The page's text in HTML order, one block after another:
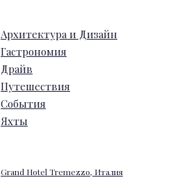
Архитектура и Дизайн
Гастрономия
Драйв
Путешествия
События
Яхты
Grand Hotel Tremezzo, Италия